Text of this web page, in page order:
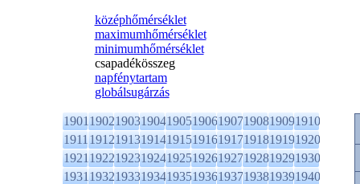
középhőmérséklet
maximumhőmérséklet
minimumhőmérséklet
csapadékösszeg
napfénytartam
globálsugárzás
1901190219031904190519061907190819091910
1911191219131914191519161917191819191920
1921192219231924192519261927192819291930
1931193219331934193519361937193819391940